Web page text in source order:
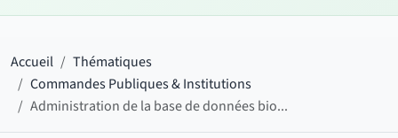
Accueil
Thématiques
Commandes Publiques & Institutions
Administration de la base de données bio...